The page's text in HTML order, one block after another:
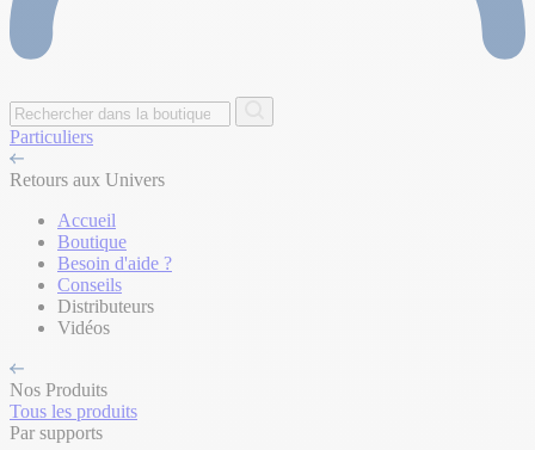
Particuliers
Retours aux Univers
Accueil
Boutique
Besoin d'aide ?
Conseils
Distributeurs
Vidéos
Nos Produits
Tous les produits
Par supports